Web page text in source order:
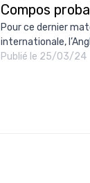
Compos
Pour ce dernier
internationale,
Publié le 25/03/24